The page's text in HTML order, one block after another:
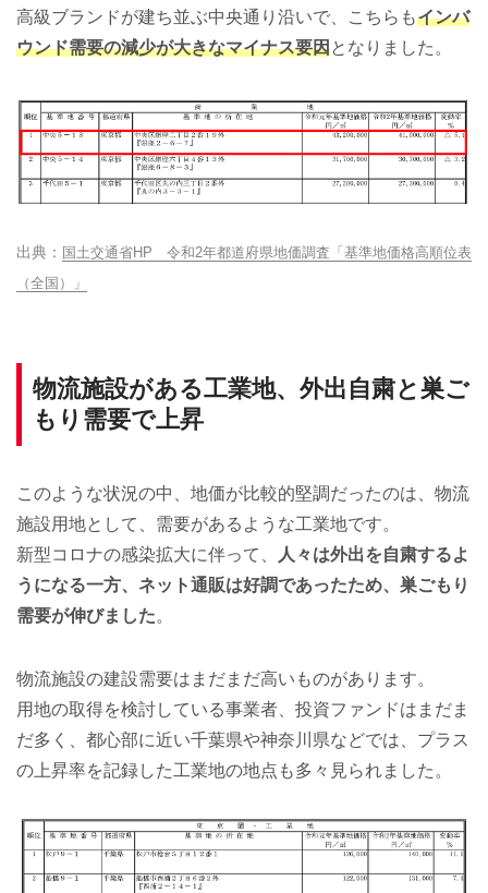
高級ブランドが建ち並ぶ中央通り沿いで、こちらもインバ
ウンド需要の減少が大きなマイナス要因となりました。
国土交通省HP 令和2年都道府県地価調査「基準地価格高順位表
（全国）」
物流施設がある工業地、外出自粛と巣ご
もり需要で上昇
このような状況の中、地価が比較的堅調だったのは、物流
施設用地として、需要があるような工業地です。
新型コロナの感染拡大に伴って、
人々は外出を自粛するよ
うになる一方、ネット通販は好調であったため、巣ごもり
需要が伸びました。
物流施設の建設需要はまだまだ高いものがあります。
用地の取得を検討している事業者、投資ファンドはまだま
だ多く、都心部に近い千葉県や神奈川県などでは、プラス
の上昇率を記録した工業地の地点も多々見られました。